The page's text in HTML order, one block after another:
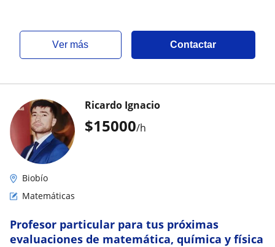
ver más Contactar
$15000/h
Ricardo Ignacio
Biobío
Matemáticas
Profesor particular para tus próximas
evaluaciones de matemática, química y física